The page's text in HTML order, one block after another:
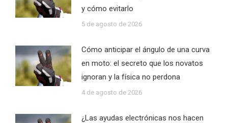
y cómo evitarlo
5 de agosto de 2026
Cómo anticipar el ángulo de una curva
en moto: el secreto que los novatos
ignoran y la física no perdona
4 de agosto de 2026
¿Las ayudas electrónicas nos hacen